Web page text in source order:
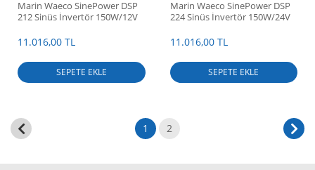
Marin Waeco SinePower DSP
212 Sinüs İnvertör 150W/12V
11.016,00 TL
SEPETE EKLE
Marin Waeco SinePower DSP
224 Sinüs İnvertör 150W/24V
11.016,00 TL
SEPETE EKLE
1 2